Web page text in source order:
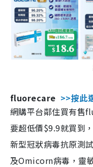
fluorecare >>按此
網購平台鄰住買有售
要超低價$9.9就買到
新型冠狀病毒抗原測
及Omicorn病毒，靈